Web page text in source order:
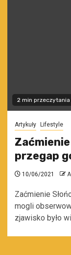
2 min przeczytania
Artykuły Lifestyle
przegap
10/06/2021
Zaćmienie
mogli
zjawisko było